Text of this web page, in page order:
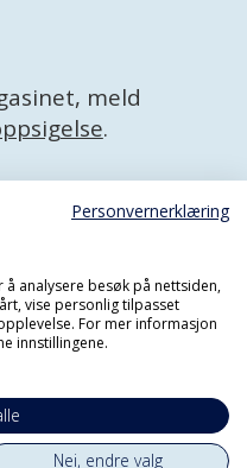
meld
.
Personvernerklæring
analysere besøk på nettsiden,
vise personlig tilpasset
For mer informasjon
innstillingene.
Nei, endre valg